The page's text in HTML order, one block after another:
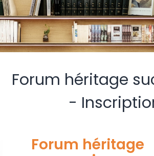
Forum héritage
-
Forum héritage